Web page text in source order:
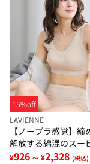
15%off
LAVIENNE
【ノーブラ感覚】締
解放する綿混のスー
クスブラ・ショーツ
¥926 ～ ¥2,328 (税込)